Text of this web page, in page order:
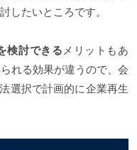
したいところです。
検討できる メリットもあ
れる効果が違うので、会
選択で計画的に企業再生